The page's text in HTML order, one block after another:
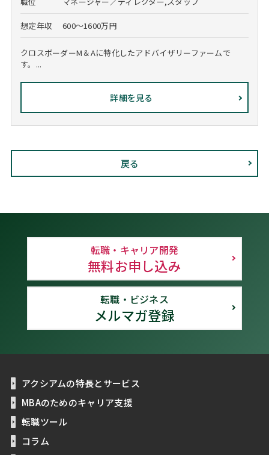
想定年収 600～1600万円
クロスボーダーM＆Aに特化したアドバイザリーファームで
す。...
詳細を見る
戻る
転職・キャリア開発
無料お申し込み
転職・ビジネス
メルマガ登録
アクシアムの特長とサービス
MBAのためのキャリア支援
転職ツール
コラム